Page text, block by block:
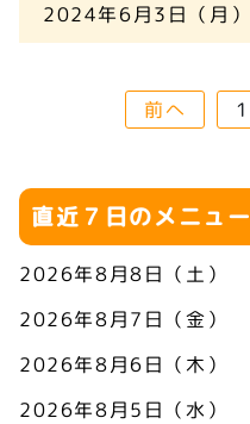
2024年6月3日（月）
ペ
ー
ジ
送
り
前へ 1
直近７日のメニュー
2026年8月8日（土）
2026年8月7日（金）
2026年8月6日（木）
2026年8月5日（水）